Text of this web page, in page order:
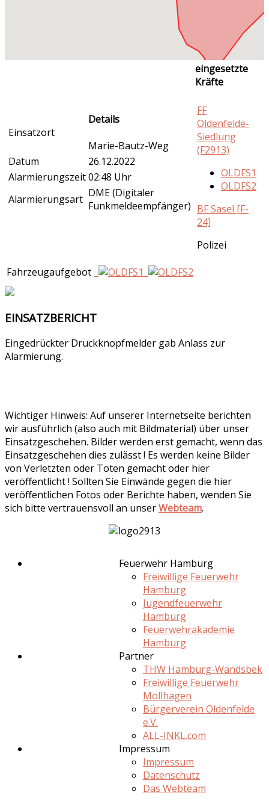
Einsatzort
Details
Marie-Bautz-Weg
Datum
26.12.2022
Alarmierungszeit02:48 Uhr
Alarmierungsart DME (Digitaler
Funkmeldeempfänger)
eingesetzte
Kräfte
FF
Oldenfelde-
Siedlung
(F2913)
OLDFS1
OLDFS2
BF Sasel [F-
24]
Polizei
Fahrzeugaufgebot
EINSATZBERICHT
Eingedrückter Druckknopfmelder gab Anlass zur
Alarmierung.
Wichtiger Hinweis: Auf unserer Internetseite berichten
wir ausführlich (also auch mit Bildmaterial) über unser
Einsatzgeschehen. Bilder werden erst gemacht, wenn das
Einsatzgeschehen dies zulässt ! Es werden keine Bilder
von Verletzten oder Toten gemacht oder hier
veröffentlicht ! Sollten Sie Einwände gegen die hier
veröffentlichen Fotos oder Berichte haben, wenden Sie
sich bitte vertrauensvoll an unserWebteam.
Feuerwehr Hamburg
Freiwillige Feuerwehr
Hamburg
Jugendfeuerwehr
Hamburg
Feuerwehrakademie
Hamburg
Partner
THW Hamburg-Wandsbek
Freiwillige Feuerwehr
Mollhagen
Bürgerverein Oldenfelde
e.V.
ALL-INKL.com
Impressum
Impressum
Datenschutz
Das Webteam